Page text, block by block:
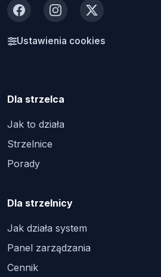
FacebookInstagram
X
Ustawienia cookies
Dla strzelca
Jak to działa
Strzelnice
Porady
Dla strzelnicy
Jak działa system
Panel zarządzania
Cennik